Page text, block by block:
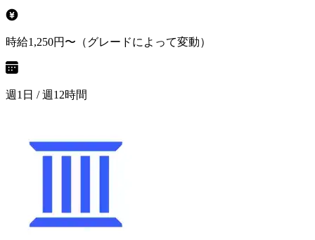
時給1,250円〜（グレードによって変動）
週1日 / 週12時間